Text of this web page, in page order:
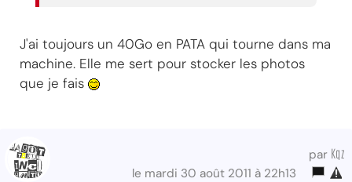
J'ai toujours un 40Go en PATA qui tourne dans ma
machine. Elle me sert pour stocker les photos
que je fais
par Kqz
le mardi 30 août 2011 à 22h13